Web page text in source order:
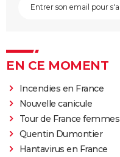
EN CE MOMENT
Incendies en France
Nouvelle canicule
Tour de France femmes
Quentin Dumontier
Hantavirus en France